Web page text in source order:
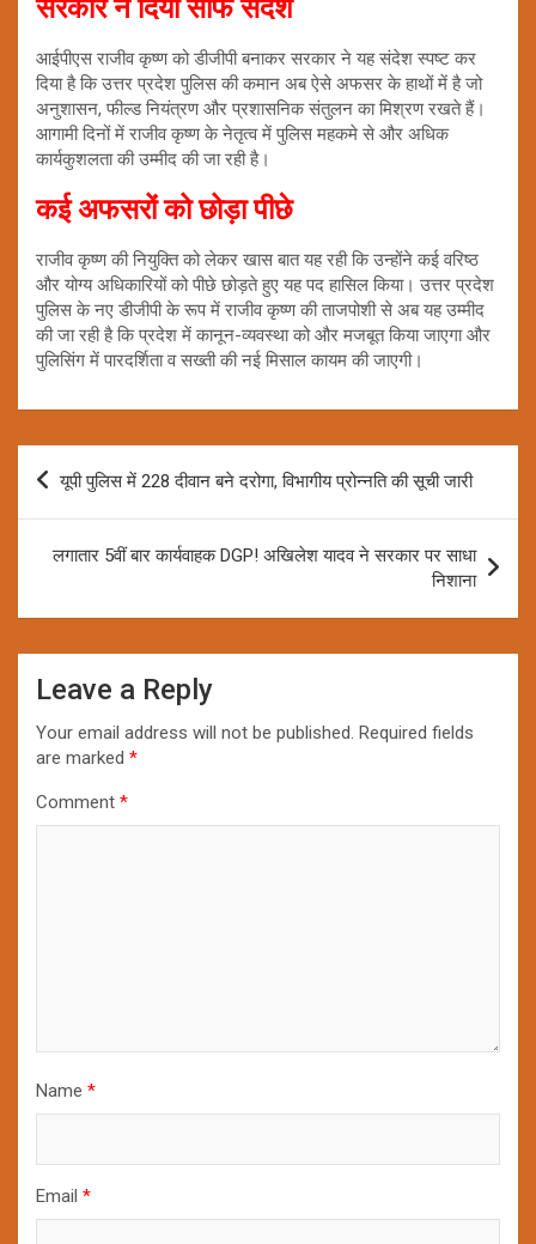
सरकार ने दिया साफ संदेश
आईपीएस राजीव कृष्ण को डीजीपी बनाकर सरकार ने यह संदेश स्पष्ट कर
दिया है कि उत्तर प्रदेश पुलिस की कमान अब ऐसे अफसर के हाथों में है जो
अनुशासन, फील्ड नियंत्रण और प्रशासनिक संतुलन का मिश्रण रखते हैं।
आगामी दिनों में राजीव कृष्ण के नेतृत्व में पुलिस महकमे से और अधिक
कार्यकुशलता की उम्मीद की जा रही है।
कई अफसरों को छोड़ा पीछे
राजीव कृष्ण की नियुक्ति को लेकर खास बात यह रही कि उन्होंने कई वरिष्ठ
और योग्य अधिकारियों को पीछे छोड़ते हुए यह पद हासिल किया। उत्तर प्रदेश
पुलिस के नए डीजीपी के रूप में राजीव कृष्ण की ताजपोशी से अब यह उम्मीद
की जा रही है कि प्रदेश में कानून-व्यवस्था को और मजबूत किया जाएगा और
पुलिसिंग में पारदर्शिता व सख्ती की नई मिसाल कायम की जाएगी।
Post
navigation
यूपी पुलिस में 228 दीवान बने दरोगा, विभागीय प्रोन्नति की सूची जारी
लगातार 5वीं बार कार्यवाहक DGP! अखिलेश यादव ने सरकार पर साधा
निशाना
Leave a Reply
Your email address will not be published. Required fields
are marked *
Comment *
Name *
Email *